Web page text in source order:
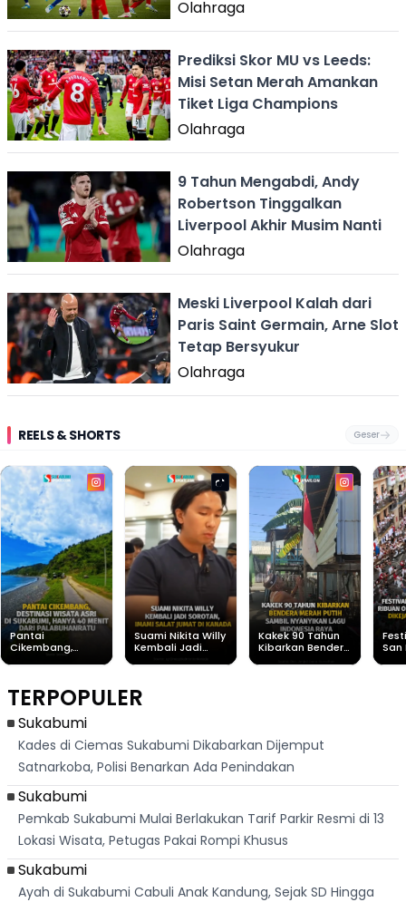
Olahraga
Prediksi Skor MU vs Leeds:
Misi Setan Merah Amankan
Tiket Liga Champions
Olahraga
9 Tahun Mengabdi, Andy
Robertson Tinggalkan
Liverpool Akhir Musim Nanti
Olahraga
Meski Liverpool Kalah dari
Paris Saint Germain, Arne Slot
Tetap Bersyukur
Olahraga
REELS & SHORTS Geser
Pantai
Cikembang,
Dari
Palabuhanratu
Suami Nikita Willy
Kembali Jadi
Kakek 90 Tahun
Kibarkan Bendera
San
TERPOPULER
Sukabumi
Kades di Ciemas Sukabumi Dikabarkan Dijemput
Satnarkoba, Polisi Benarkan Ada Penindakan
Sukabumi
Pemkab Sukabumi Mulai Berlakukan Tarif Parkir Resmi di 13
Lokasi Wisata, Petugas Pakai Rompi Khusus
Sukabumi
Ayah di Sukabumi Cabuli Anak Kandung, Sejak SD Hingga